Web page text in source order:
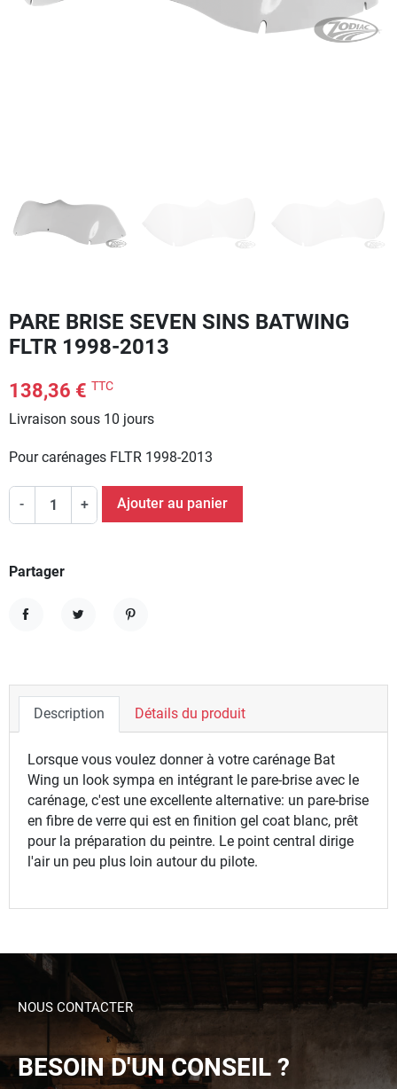
PARE BRISE SEVEN SINS BATWING
FLTR 1998-2013
138,36 € TTC
Livraison sous 10 jours
Pour carénages FLTR 1998-2013
- + Ajouter au panier
Partager
Description Détails du produit
Lorsque vous voulez donner à votre carénage Bat
Wing un look sympa en intégrant le pare-brise avec le
carénage, c'est une excellente alternative: un pare-brise
en fibre de verre qui est en finition gel coat blanc, prêt
pour la préparation du peintre. Le point central dirige
l'air un peu plus loin autour du pilote.
NOUS CONTACTER
BESOIN D'UN CONSEIL ?